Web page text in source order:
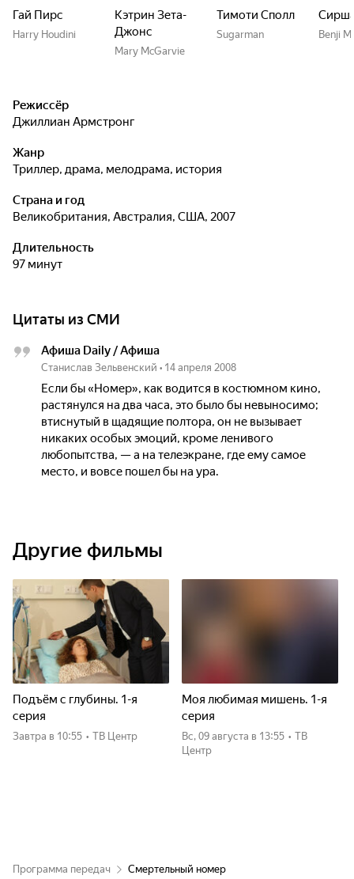
Гай Пирс
Harry Houdini
Кэтрин Зета-
Джонс
Mary McGarvie
Тимоти Сполл
Sugarman Benji
Режиссёр
Джиллиан Армстронг
Жанр
триллер, драма, мелодрама, история
Страна и год
Великобритания, Австралия, США, 2007
Длительность
97 минут
Цитаты из СМИ
Афиша Daily / Афиша
Станислав Зельвенский • 14 апреля 2008
Если бы «Номер», как водится в костюмном кино,
растянулся на два часа, это было бы невыносимо;
втиснутый в щадящие полтора, он не вызывает
никаких особых эмоций, кроме ленивого
любопытства, — а на телеэкране, где ему самое
место, и вовсе пошел бы на ура.
Другие фильмы
Подъём с глубины. 1-я
серия
Завтра в 10:55 • ТВ Центр
Моя любимая мишень. 1-я
серия
вс, 09 августа в 13:55 • ТВ
Центр
Программа передач Смертельный номер